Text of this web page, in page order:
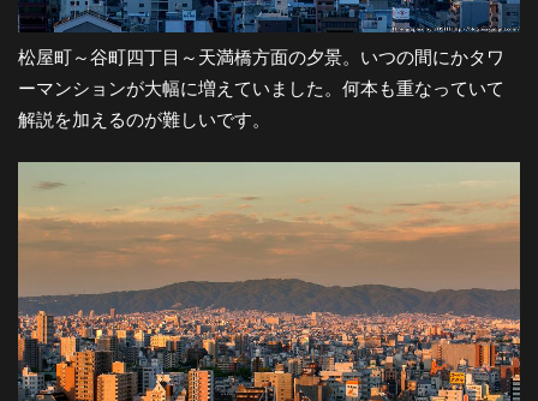
松屋町～谷町四丁目～天満橋方面の夕景。いつの間にかタワ
ーマンションが大幅に増えていました。何本も重なっていて
解説を加えるのが難しいです。